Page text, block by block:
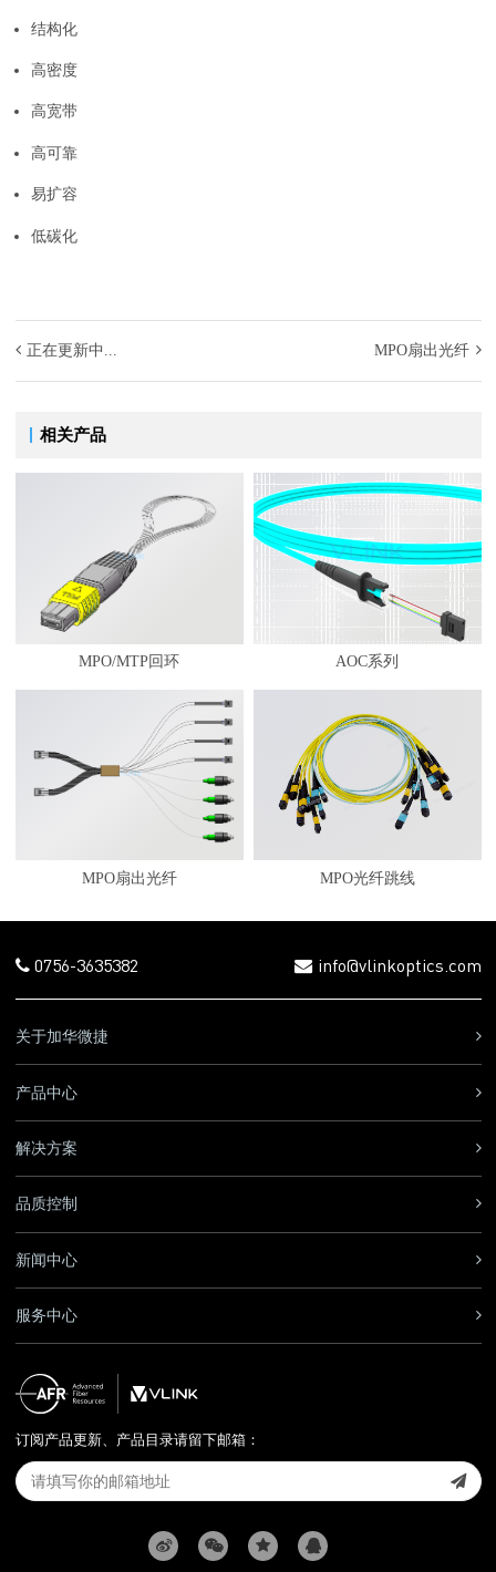
结构化
高密度
高宽带
高可靠
易扩容
低碳化
正在更新中... MPO扇出光纤
相关产品
MPO/MTP回环 AOC系列
MPO扇出光纤 MPO光纤跳线
0756-3635382 info@vlinkoptics.com
关于加华微捷
产品中心
解决方案
品质控制
新闻中心
服务中心
订阅产品更新、产品目录请留下邮箱：